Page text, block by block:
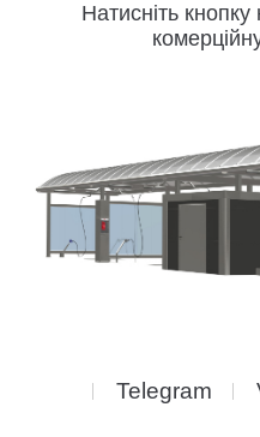
Натисніть
Telegram